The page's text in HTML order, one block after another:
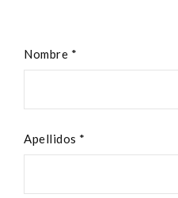
Nombre *
Apellidos *